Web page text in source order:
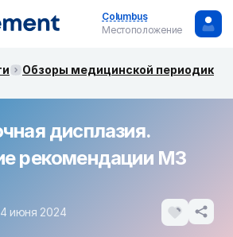
Columbus
Местоположение
Обзоры медицинской периодики.
дисплазия.
рекомендации МЗ
июня 2024